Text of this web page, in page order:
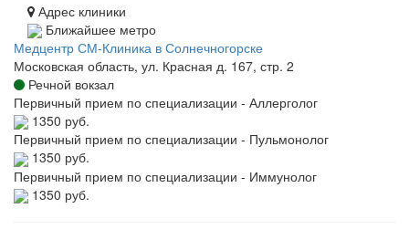
Адрес клиники
Ближайшее метро
Медцентр СМ-Клиника в Солнечногорске
Московская область, ул. Красная д. 167, стр. 2
Речной вокзал
Первичный прием по специализации - Аллерголог
1350 руб.
Первичный прием по специализации - Пульмонолог
1350 руб.
Первичный прием по специализации - Иммунолог
1350 руб.